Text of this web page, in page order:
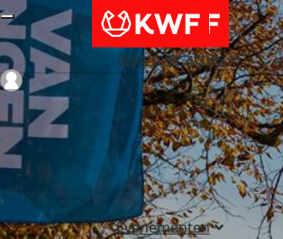
Alles over acties
Evenementen
Login